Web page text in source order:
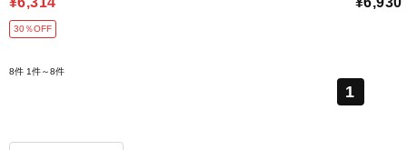
30％OFF
8件 1件～8件
1